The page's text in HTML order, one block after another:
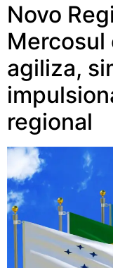
Novo
Mercosul
agiliza,
regional